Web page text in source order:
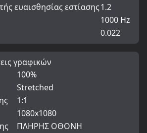
ευαισθησίας εστίασης1.2
1000 Hz
0.022
γραφικών
100%
Stretched
1:1
1080x1080
ΠΛΗΡΗΣ ΟΘΟΝΗ